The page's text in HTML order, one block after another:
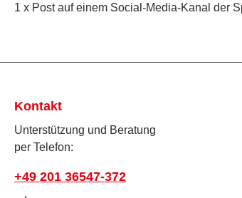
1 x Post auf einem Social-Media-Kanal der
Kontakt
Unterstützung und Beratung
per Telefon:
+49 201 36547-372